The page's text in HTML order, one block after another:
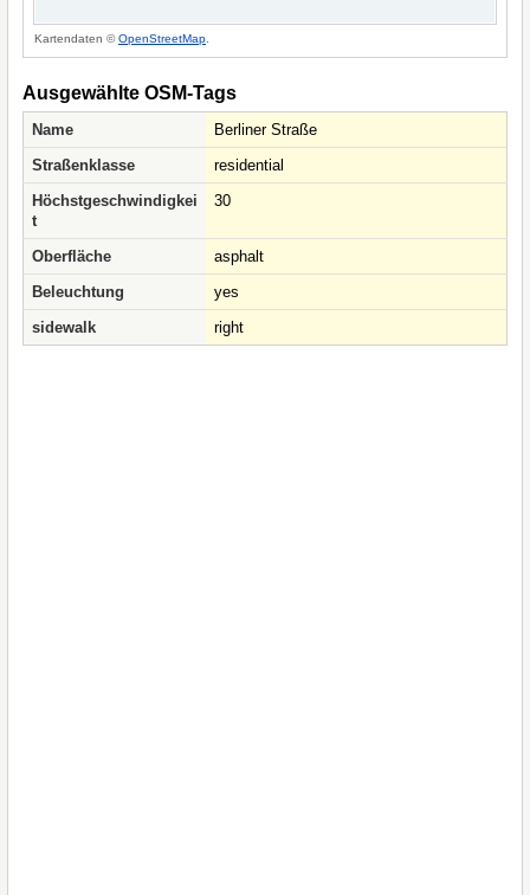
Kartendaten ©OpenStreetMap
Ausgewählte OSM-Tags
Name
Berliner Straße
Straßenklasse
residential
Höchstgeschwindigkei
t
30
Oberfläche
asphalt
Beleuchtung
yes
sidewalk
right